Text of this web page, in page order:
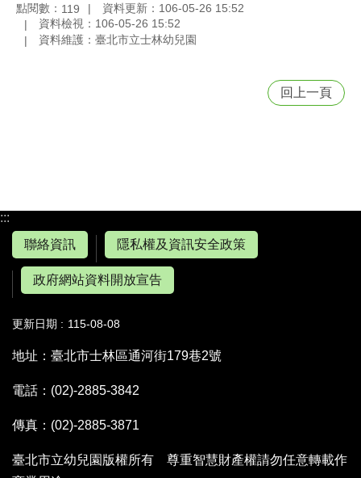
點閱數： 119
資料更新：106-05-26 15:52
資料檢視：106-05-26 15:52
資料維護：臺北市立士林幼兒園
回上一頁
:::
聯絡資訊
隱私權及資訊安全政策
政府網站資料開放宣告
更新日期 115-08-08
地址：臺北市士林區通河街179巷2號
電話：(02)-2885-3842
傳真：(02)-2885-3871
臺北市立幼兒園版權所有 尊重智慧財產權請勿任意轉載作